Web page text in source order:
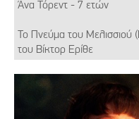
Άνα Τόρεντ - 7 ετών
Το Πνεύμα του
του Βίκτορ Ερίθε